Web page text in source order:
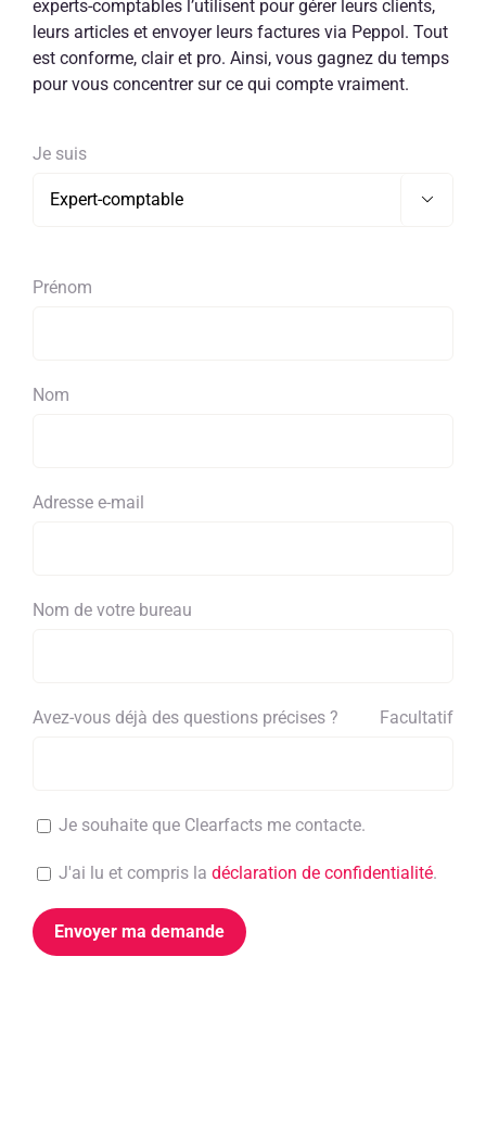
experts-comptables l’utilisent pour gérer leurs clients,
leurs articles et envoyer leurs factures via Peppol. Tout
est conforme, clair et pro. Ainsi, vous gagnez du temps
pour vous concentrer sur ce qui compte vraiment.
Je suis

Prénom
Nom
Adresse e-mail
Nom de votre bureau
Avez-vous déjà des questions précises ? Facultatif
Je souhaite que Clearfacts me contacte.
J'ai lu et compris la déclaration de confidentialité.